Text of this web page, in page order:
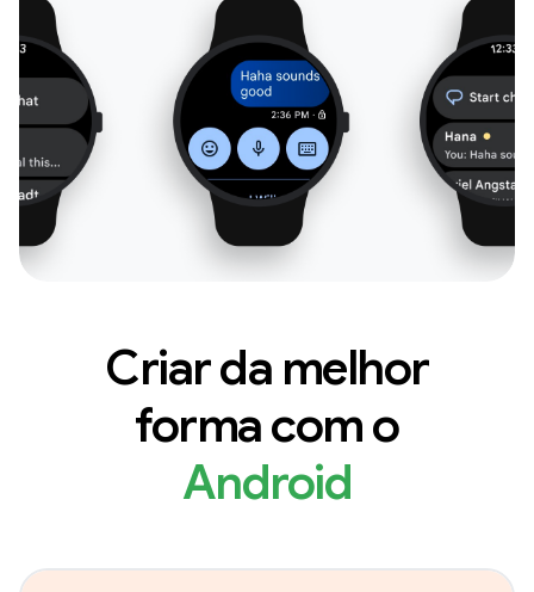
Criar da melhor
forma com o
Android